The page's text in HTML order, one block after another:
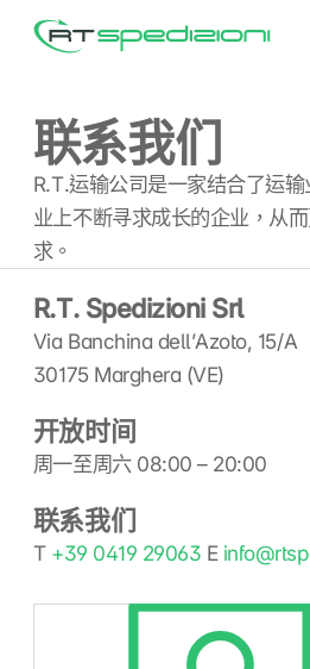
联系我们
R.T.运输公司是一家结合了运
业上不断寻求成长的企业，从
求。
R.T. Spedizioni Srl
Via Banchina dell’Azoto, 15/A
30175 Marghera (VE)
开放时间
周一至周六 08:00 – 20:00
联系我们
T +39 0419 29063 E